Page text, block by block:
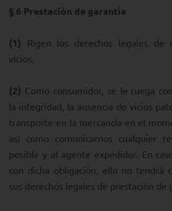
§ 6 Prestación de garantía
(1) Rigen los derechos legales de
vicios.
(2) Como consumidor, se le ruega
la integridad, la ausencia de vicios
transporte en la mercancía en el
así como comunicarnos cualquier
posible y al agente expedidor. En
con dicha obligación, ello no tendrá
sus derechos legales de prestación de